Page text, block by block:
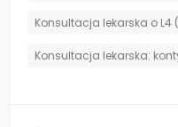
Konsultacja lekarska o L4
⁠Konsultacja lekarska: